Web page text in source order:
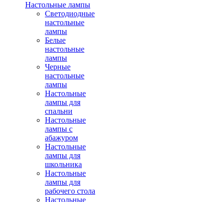
Настольные лампы
Светодиодные
настольные
лампы
Белые
настольные
лампы
Черные
настольные
лампы
Настольные
лампы для
спальни
Настольные
лампы с
абажуром
Настольные
лампы для
школьника
Настольные
лампы для
рабочего стола
Настольные